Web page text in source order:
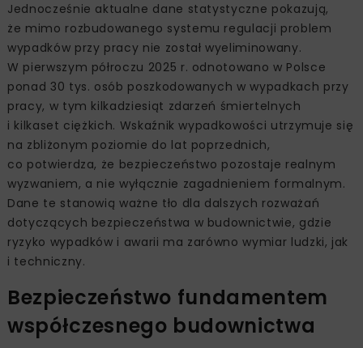
Jednocześnie aktualne dane statystyczne pokazują,
że mimo rozbudowanego systemu regulacji problem
wypadków przy pracy nie został wyeliminowany.
W pierwszym półroczu 2025 r. odnotowano w Polsce
ponad 30 tys. osób poszkodowanych w wypadkach przy
pracy, w tym kilkadziesiąt zdarzeń śmiertelnych
i kilkaset ciężkich. Wskaźnik wypadkowości utrzymuje się
na zbliżonym poziomie do lat poprzednich,
co potwierdza, że bezpieczeństwo pozostaje realnym
wyzwaniem, a nie wyłącznie zagadnieniem formalnym.
Dane te stanowią ważne tło dla dalszych rozważań
dotyczących bezpieczeństwa w budownictwie, gdzie
ryzyko wypadków i awarii ma zarówno wymiar ludzki, jak
i techniczny.
Bezpieczeństwo fundamentem
współczesnego budownictwa